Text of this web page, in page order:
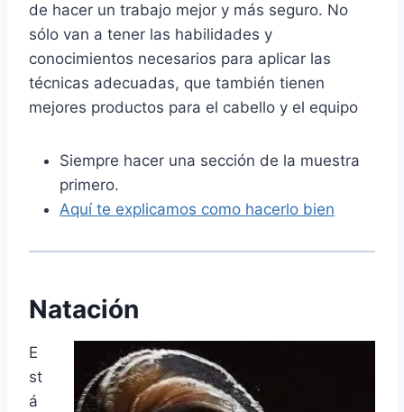
de hacer un trabajo mejor y más seguro. No
sólo van a tener las habilidades y
conocimientos necesarios para aplicar las
técnicas adecuadas, que también tienen
mejores productos para el cabello y el equipo
Siempre hacer una sección de la muestra
primero.
Aquí te explicamos como hacerlo bien
Natación
E
st
á